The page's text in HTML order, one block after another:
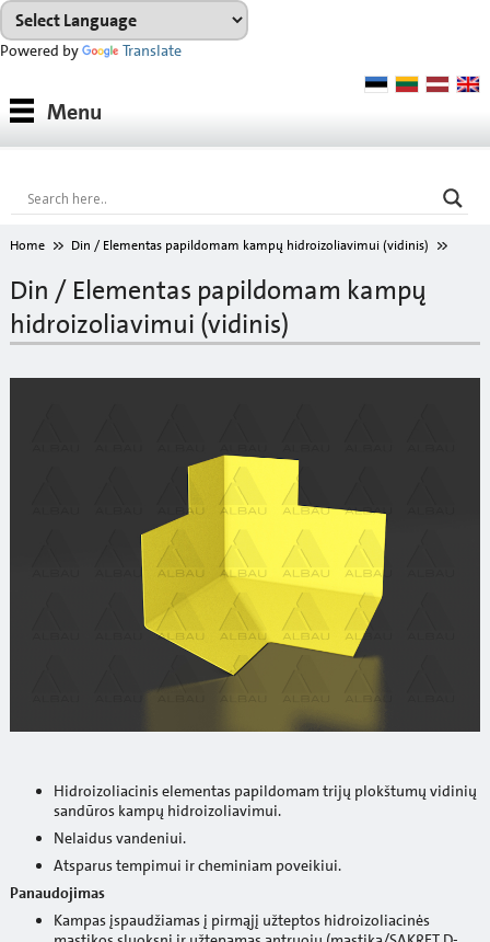
Powered by Translate
Medžiagos
Medžiagų grupės
Konsultacijos
Nuoma
ATSISIŲSTI
Spalvų paletė
Menu
Home Din / Elementas papildomam kampų hidroizoliavimui (vidinis)
Din / Elementas papildomam kampų
hidroizoliavimui (vidinis)
Hidroizoliacinis elementas papildomam trijų plokštumų vidinių
sandūros kampų hidroizoliavimui.
Nelaidus vandeniui.
Atsparus tempimui ir cheminiam poveikiui.
Panaudojimas
Kampas įspaudžiamas į pirmąjį užteptos hidroizoliacinės